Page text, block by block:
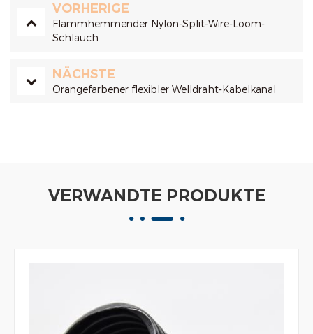
VORHERIGE
Flammhemmender Nylon-Split-Wire-Loom-
Schlauch
NÄCHSTE
Orangefarbener flexibler Welldraht-Kabelkanal
VERWANDTE PRODUKTE